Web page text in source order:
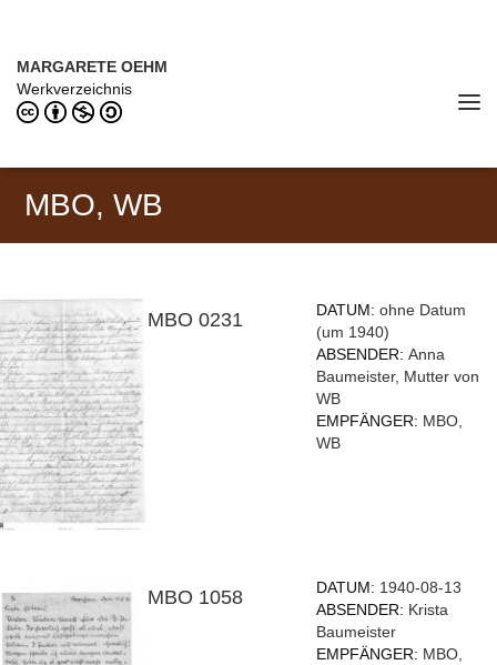
MARGARETE OEHM
Werkverzeichnis
MBO, WB
MBO 0231 DATUM:ohne Datum
(um 1940)
ABSENDER:Anna
Baumeister, Mutter von
WB
EMPFÄNGER: MBO,
WB
MBO 1058 DATUM: 1940-08-13
ABSENDER: Krista
Baumeister
EMPFÄNGER: MBO,